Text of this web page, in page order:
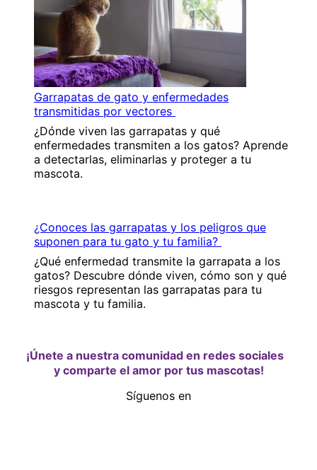
Garrapatas de gato y enfermedades
transmitidas por vectores
¿Dónde viven las garrapatas y qué
enfermedades transmiten a los gatos? Aprende
a detectarlas, eliminarlas y proteger a tu
mascota.
¿Conoces las garrapatas y los peligros que
suponen para tu gato y tu familia?
¿Qué enfermedad transmite la garrapata a los
gatos? Descubre dónde viven, cómo son y qué
riesgos representan las garrapatas para tu
mascota y tu familia.
¡Únete a nuestra comunidad en redes sociales
y comparte el amor por tus mascotas!
Síguenos en